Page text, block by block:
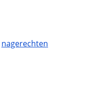
nagerechten